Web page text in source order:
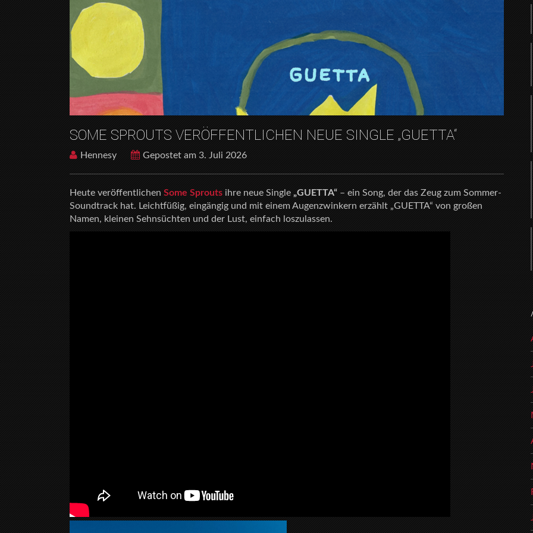
SOME SPROUTS VERÖFFENTLICHEN NEUE SINGLE „GUETTA“
Hennesy Gepostet am 3. Juli 2026
Heute veröffentlichenSome Sproutsihre neue Single„GUETTA“– ein Song, der das Zeug zum Sommer-
Soundtrack hat. Leichtfüßig, eingängig und mit einem Augenzwinkern erzählt „GUETTA“ von großen
Namen, kleinen Sehnsüchten und der Lust, einfach loszulassen.